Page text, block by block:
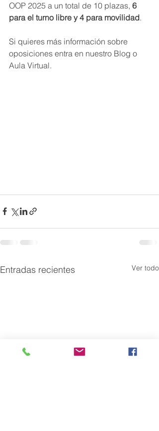
OOP 2025 a un total de 10 plazas, 6
para el turno libre y 4 para movilidad.
Si quieres más información sobre
oposiciones entra en nuestro Blog o
Aula Virtual.
Entradas recientes Ver todo